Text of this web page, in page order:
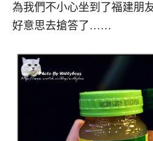
為我們不小心坐到了福建朋
好意思去搶答了……